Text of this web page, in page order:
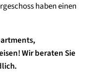
haben einen
Wir beraten Sie